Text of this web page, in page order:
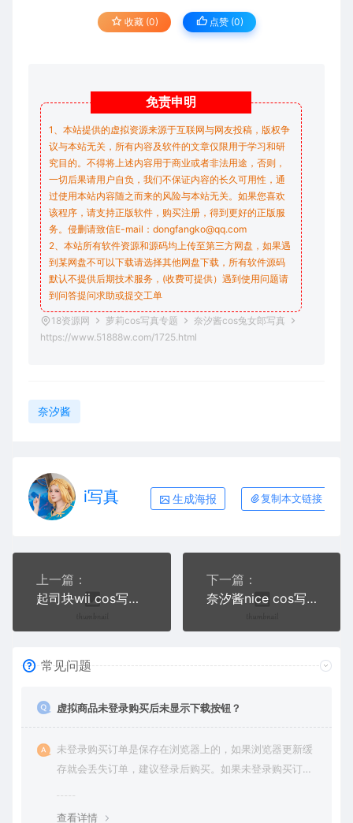
收藏 (0) 点赞 (0)
免责申明
1、本站提供的虚拟资源来源于互联网与网友投稿，版权争
议与本站无关，所有内容及软件的文章仅限用于学习和研
究目的。不得将上述内容用于商业或者非法用途，否则，
一切后果请用户自负，我们不保证内容的长久可用性，通
过使用本站内容随之而来的风险与本站无关。如果您喜欢
该程序，请支持正版软件，购买注册，得到更好的正版服
务。侵删请致信E-mail：dongfangko@qq.com
2、本站所有软件资源和源码均上传至第三方网盘，如果遇
到某网盘不可以下载请选择其他网盘下载，所有软件源码
默认不提供后期技术服务，(收费可提供）遇到使用问题请
到问答提问求助或提交工单
18资源网 萝莉cos写真专题
奈汐酱cos兔女郎写真
https://www.51888w.com/1725.html
奈汐酱
i写真 生成海报 复制本文链接
上一篇：
起司块wii cos写真合集三
下一篇：
奈汐酱nice cos写真合集一
常见问题
虚拟商品未登录购买后未显示下载按钮？
未登录购买订单是保存在浏览器上的，如果浏览器更新缓
存就会丢失订单，建议登录后购买。如果未登录购买订单
查看详情